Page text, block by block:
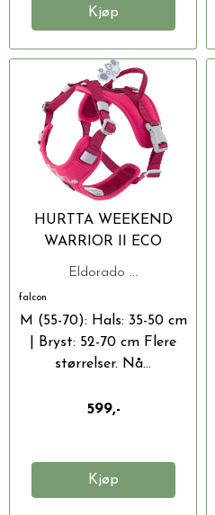
Kjøp
HURTTA WEEKEND
WARRIOR II ECO
HUNDESELE
Eldorado ...
falcon
M (55-70): Hals: 35-50 cm
| Bryst: 52-70 cm Flere
størrelser. Nå...
599,-
Kjøp